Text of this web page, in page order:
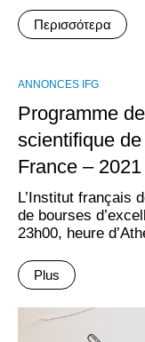
Περισσότερα
ANNONCES IFG
Programme
scientifique
France – 2021
L’Institut français
de bourses
23h00, heure
Plus